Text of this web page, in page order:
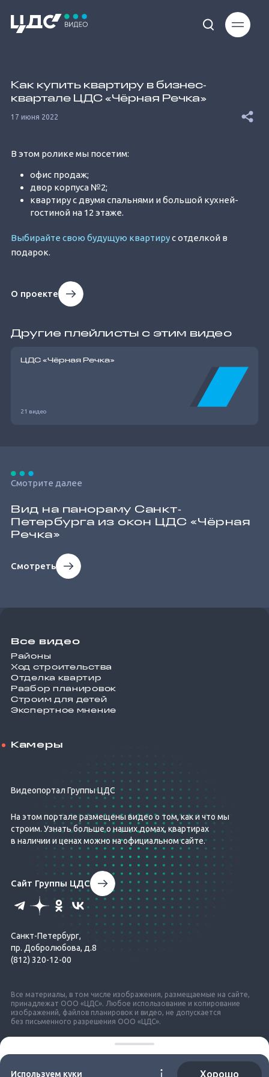
7.20%
Как купить квартиру в бизнес‐
квартале ЦДС «Чёрная Речка»
17 июня 2022
В этом ролике мы посетим:
офис продаж;
двор корпуса №2;
квартиру с двумя спальнями и большой кухней-
гостиной на 12 этаже.
Выбирайте свою будущую квартирус отделкой в
подарок.
О проекте
Другие плейлисты с этим видео
ЦДС «Чёрная Речка»
21 видео
Смотрите далее
Вид на панораму Санкт‐
Петербурга из окон ЦДС «Чёрная
Речка»
Смотреть
Все видео
Районы
Ход строительства
Отделка квартир
Разбор планировок
Строим для детей
Экспертное мнение
Камеры
Видеопортал Группы ЦДС
На этом портале размещены видео о том, как и что мы
строим. Узнать больше о наших домах, квартирах
в наличии и ценах можно на официальном сайте.
Все материалы, в том числе изображения, размещаемые на сайте,
принадлежат ООО «ЦДС». Любое использование и копирование
изображений, файлов планировок и видео, не допускается
без письменного разрешения ООО «ЦДС».
Сайт Группы ЦДС
Санкт-Петербург,
пр. Добролюбова, д.8
(812) 320-12-00
Проект разработан в студии
Используем куки Хорошо